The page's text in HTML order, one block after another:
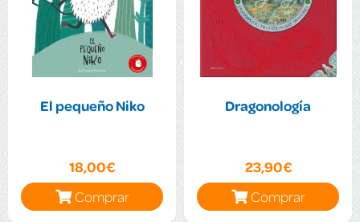
El pequeño Niko
18,00€
Comprar
Dragonología
23,90€
Comprar